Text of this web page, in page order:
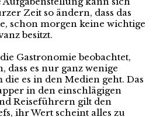
Zeit so ändern, dass das
schon morgen keine wichtige
besitzt.
Gastronomie beobachtet,
dass es nur ganz wenige
die es in den Medien geht. Das
in den einschlägigen
Reiseführern gilt den
ihr Wert scheint alles zu